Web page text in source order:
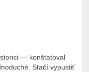
— konštatoval
Stačí vypustiť